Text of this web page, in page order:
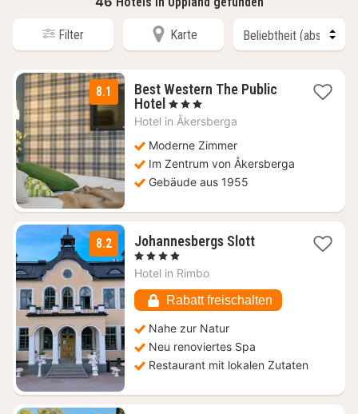
Filter Karte
8.1
Best Western The Public
Hotel 2
Nächte
113,77
€
, 3 Sterne
Hotel in Åkersberga
Moderne Zimmer
Im Zentrum von Åkersberga
Gebäude aus 1955
8.2 Johannesbergs Slott1
€
, 4 Sterne
Hotel in Rimbo
Rabatt freischalten
Nahe zur Natur
Neu renoviertes Spa
Restaurant mit lokalen Zutaten